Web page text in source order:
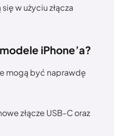
w użyciu złącza
iPhone’a?
mogą być naprawdę
złącze USB-C oraz